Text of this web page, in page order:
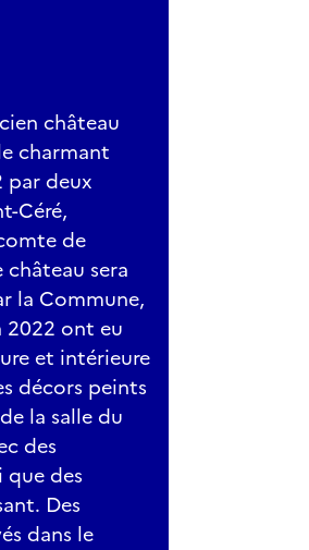
château
charmant
par deux
Céré,
de
château sera
la Commune,
2022 ont eu
et intérieure
décors peints
la salle du
des
des
Des
dans le